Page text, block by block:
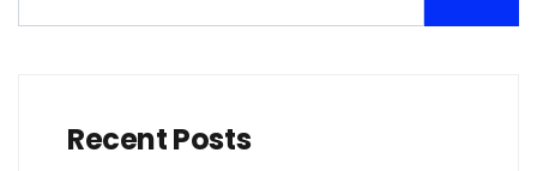
Recent Posts